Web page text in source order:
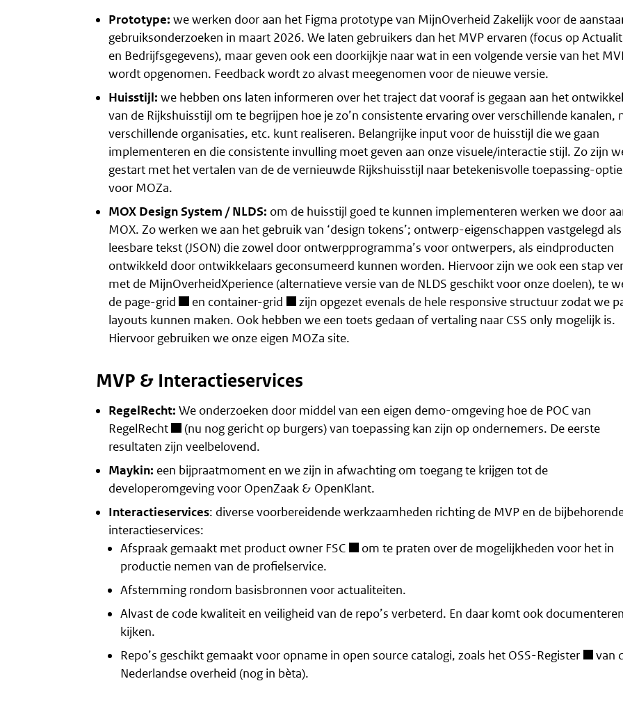
Prototype: we werken door aan het Figma prototype van MijnOverheid Zakelijk voor de
gebruiksonderzoeken in maart 2026. We laten gebruikers dan het MVP ervaren (focus op
en Bedrijfsgegevens), maar geven ook een doorkijkje naar wat in een volgende versie van het
wordt opgenomen. Feedback wordt zo alvast meegenomen voor de nieuwe versie.
Huisstijl: we hebben ons laten informeren over het traject dat vooraf is gegaan aan het
van de Rijkshuisstijl om te begrijpen hoe je zo’n consistente ervaring over verschillende kanalen,
verschillende organisaties, etc. kunt realiseren. Belangrijke input voor de huisstijl die we gaan
implementeren en die consistente invulling moet geven aan onze visuele/interactie stijl. Zo zijn
gestart met het vertalen van de de vernieuwde Rijkshuisstijl naar betekenisvolle toepassing-
voor MOZa.
MOX Design System / NLDS: om de huisstijl goed te kunnen implementeren werken we door
MOX. Zo werken we aan het gebruik van ‘design tokens’; ontwerp-eigenschappen vastgelegd als
leesbare tekst (JSON) die zowel door ontwerpprogramma’s voor ontwerpers, als eindproducten
ontwikkeld door ontwikkelaars geconsumeerd kunnen worden. Hiervoor zijn we ook een stap
met de MijnOverheidXperience (alternatieve versie van de NLDS geschikt voor onze doelen), te
de page-grid en container-grid
zijn opgezet evenals de hele responsive structuur zodat we
layouts kunnen maken. Ook hebben we een toets gedaan of vertaling naar CSS only mogelijk is.
Hiervoor gebruiken we onze eigen MOZa site.
MVP & Interactieservices
RegelRecht: We onderzoeken door middel van een eigen demo-omgeving hoe de POC van
RegelRecht
(nu nog gericht op burgers) van toepassing kan zijn op ondernemers. De eerste
resultaten zijn veelbelovend.
Maykin: een bijpraatmoment en we zijn in afwachting om toegang te krijgen tot de
developeromgeving voor OpenZaak & OpenKlant.
Interactieservices: diverse voorbereidende werkzaamheden richting de MVP en de
interactieservices:
Afspraak gemaakt met product owner FSC
om te praten over de mogelijkheden voor het in
productie nemen van de profielservice.
Afstemming rondom basisbronnen voor actualiteiten.
Alvast de code kwaliteit en veiligheid van de repo’s verbeterd. En daar komt ook
kijken.
Repo’s geschikt gemaakt voor opname in open source catalogi, zoals het OSS-Register
van
Nederlandse overheid (nog in bèta).